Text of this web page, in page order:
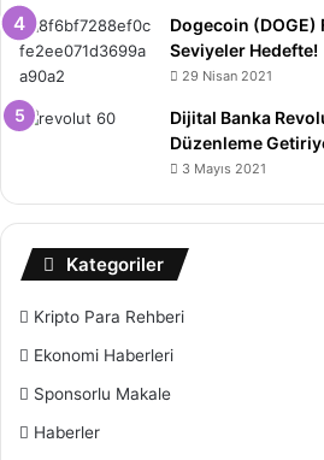
Dogecoin (DOGE)
Seviyeler Hedefte!
29 Nisan 2021
Dijital Banka
Düzenleme
3 Mayıs 2021
Kategoriler
Kripto Para Rehberi
Ekonomi Haberleri
Sponsorlu Makale
Haberler